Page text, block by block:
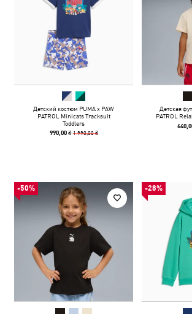
Детский костюм PUMA x PAW
PATROL Minicats Tracksuit
Toddlers
990,00 ₴ 1 990,00 ₴
Детская
PATROL
-50% -28%